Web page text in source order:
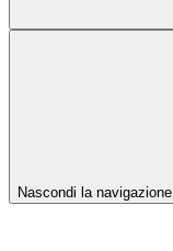
Nascondi la navigazione